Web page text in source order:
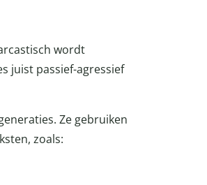
wordt
juist passief-agressief
Ze gebruiken
zoals: